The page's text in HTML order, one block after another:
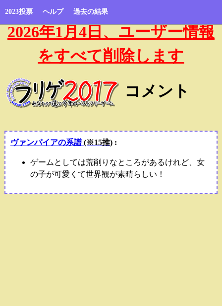
2023投票 ヘルプ 過去の結果
2026年1月4日、ユーザー情報
をすべて削除します
コメント
ヴァンパイアの系譜(※15推):
ゲームとしては荒削りなところがあるけれど、女
の子が可愛くて世界観が素晴らしい！